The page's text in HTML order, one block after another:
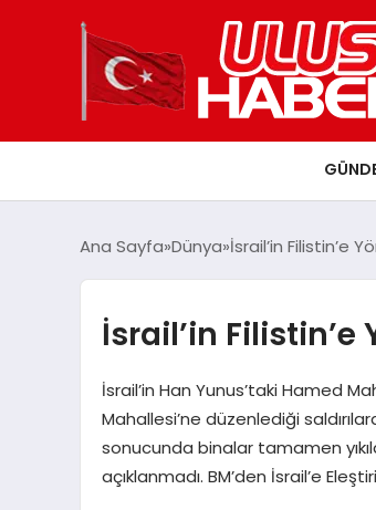
Ana Sayfa Dünya İsrail’in Filistin’e
İsrail’in Filistin’e
İsrail’in Han Yunus’taki Hamed
Mahallesi’ne düzenlediği
sonucunda binalar tamamen
açıklanmadı. BM’den İsrail’e